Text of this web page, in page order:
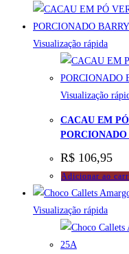
Visualização rápida
Visualização
CACAU EM
PORCIONADO
R$ 106,95
Adicionar ao
Visualização rápida